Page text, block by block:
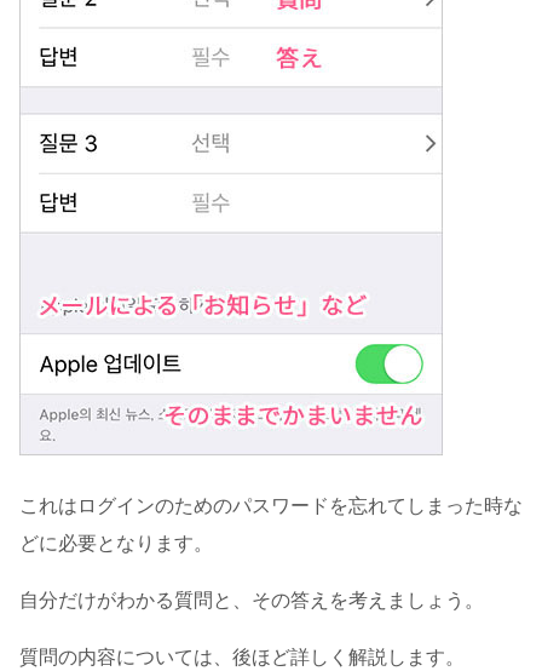
これはログインのためのパスワードを忘れてしまった時な
どに必要となります。
自分だけがわかる質問と、その答えを考えましょう。
質問の内容については、後ほど詳しく解説します。